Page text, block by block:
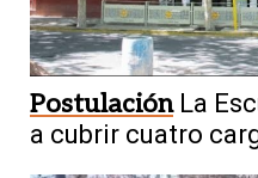
Postulación La
a cubrir cuatro